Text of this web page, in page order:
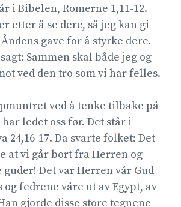
i Bibelen, Romerne 1,11-12.
etter å se dere, så jeg kan gi
gave for å styrke dere.
Sammen skal både jeg og
ved den tro som vi har felles.
ved å tenke tilbake på
ledet oss før. Det står i
24,16-17. Da svarte folket: Det
at vi går bort fra Herren og
Det var Herren vår Gud
og fedrene våre ut av Egypt, av
gjorde disse store tegnene